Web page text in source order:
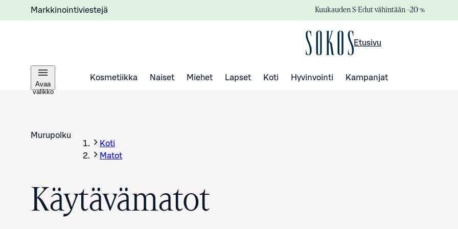
Markkinointiviestejä Kuukauden S-Edut vähintään –20 %
Etusivu
Avaa
valikko
Kosmetiikka Naiset Miehet Lapset Koti Hyvinvointi Kampanjat
Murupolku
Koti
Matot
Käytävämatot